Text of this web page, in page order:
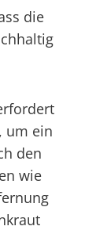
die
um ein
den
wie